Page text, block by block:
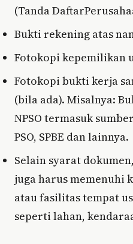
(Tanda
Bukti rekening atas
Fotokopi kepemilikan
Fotokopi bukti kerja
(bila ada). Misalnya:
NPSO termasuk
PSO, SPBE dan lainnya.
Selain syarat
juga harus memenuhi
atau fasilitas tempat
seperti lahan,